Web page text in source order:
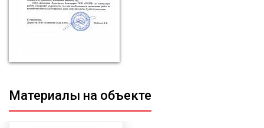
Материалы на объекте